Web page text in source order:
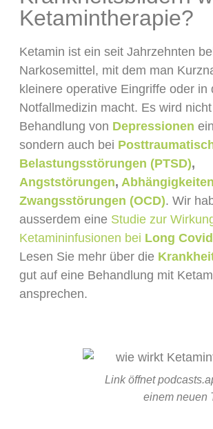
Ketamintherapie?
Ketamin ist ein seit Jahrzehnten
Narkosemittel, mit dem man
kleinere operative Eingriffe oder in
Notfallmedizin macht. Es wird
Behandlung von Depressionen
sondern auch bei
Belastungsstörungen (PTSD),
Angststörungen, Abhängigkeiten
Zwangsstörungen (OCD). Wir
ausserdem eine Studie zur
Ketamininfusionen bei Long Covid
Lesen Sie mehr über die Krankhei
gut auf eine Behandlung mit
ansprechen.
Link öffnet
einem neuen